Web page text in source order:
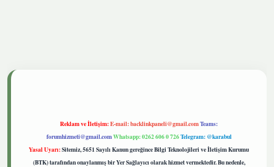
Reklam ve İletişim:E-mail:backlinkpaneli@gmail.comTeams:
forumhizmeti@gmail.comWhatsapp: 0262 606 0 726Telegram: @karabul
Yasal Uyarı:Sitemiz, 5651 Sayılı Kanun gereğince Bilgi Teknolojileri ve İletişim Kurumu
(BTK) tarafından onaylanmış bir Yer Sağlayıcı olarak hizmet vermektedir. Bu nedenle,